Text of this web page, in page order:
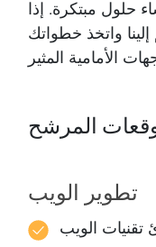
حلول مبتكرة. إذا
واتخذ خطواتك
المرشح
تطوير الويب
تقنيات الويب